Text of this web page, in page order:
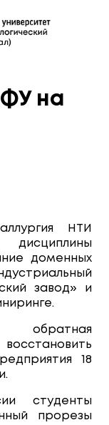
на
НТИ
доменных
завод» и
обратная
18
студенты
прорезы